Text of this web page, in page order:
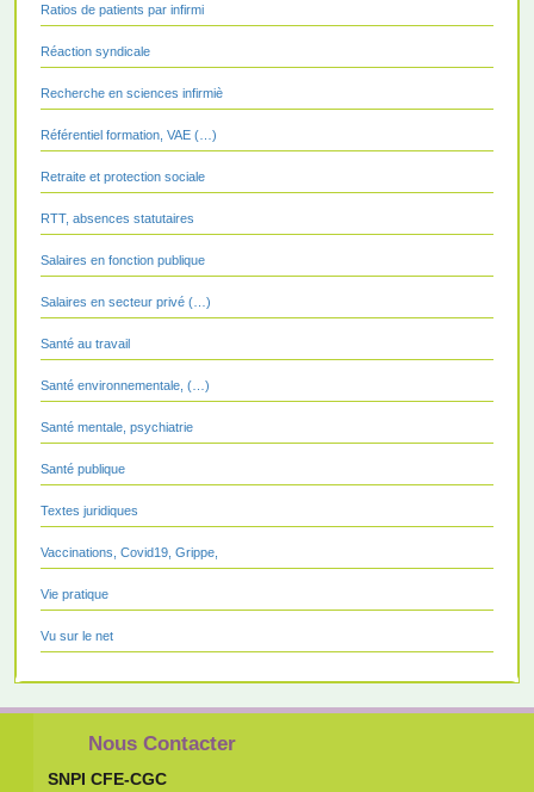
Ratios de patients par infirmi
Réaction syndicale
Recherche en sciences infirmiè
Référentiel formation, VAE (…)
Retraite et protection sociale
RTT, absences statutaires
Salaires en fonction publique
Salaires en secteur privé (…)
Santé au travail
Santé environnementale, (…)
Santé mentale, psychiatrie
Santé publique
Textes juridiques
Vaccinations, Covid19, Grippe,
Vie pratique
Vu sur le net
Nous Contacter
SNPI CFE-CGC